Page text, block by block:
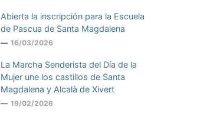
Abierta la inscripción para la Escuela
de Pascua de Santa Magdalena
16/03/2026
La Marcha Senderista del Día de la
Mujer une los castillos de Santa
Magdalena y Alcalà de Xivert
19/02/2026